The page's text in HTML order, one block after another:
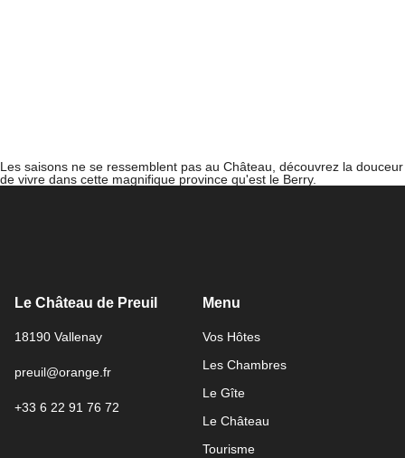
Les saisons ne se ressemblent pas au Château, découvrez la douceur
de vivre dans cette magnifique province qu'est le Berry.
Le Château de Preuil
18190 Vallenay
preuil@orange.fr
+33 6 22 91 76 72
Menu
Vos Hôtes
Les Chambres
Le Gîte
Le Château
Tourisme